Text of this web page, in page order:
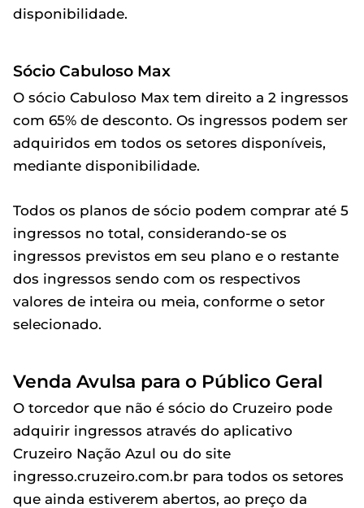
disponibilidade.
Sócio Cabuloso Max
O sócio Cabuloso Max tem direito a 2 ingressos
com 65% de desconto. Os ingressos podem ser
adquiridos em todos os setores disponíveis,
mediante disponibilidade.
Todos os planos de sócio podem comprar até 5
ingressos no total, considerando-se os
ingressos previstos em seu plano e o restante
dos ingressos sendo com os respectivos
valores de inteira ou meia, conforme o setor
selecionado.
Venda Avulsa para o Público Geral
O torcedor que não é sócio do Cruzeiro pode
adquirir ingressos através do aplicativo
Cruzeiro Nação Azul ou do site
ingresso.cruzeiro.com.br para todos os setores
que ainda estiverem abertos, ao preço da